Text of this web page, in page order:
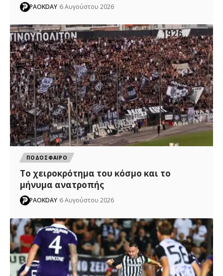
PAOKDAY 6 Αυγούστου 2026
ΠΟΔΟΣΦΑΙΡΟ
Το χειροκρότημα του κόσμο και το
μήνυμα ανατροπής
PAOKDAY 6 Αυγούστου 2026